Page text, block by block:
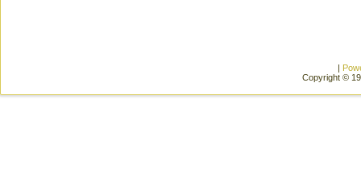
|
Copyright ©